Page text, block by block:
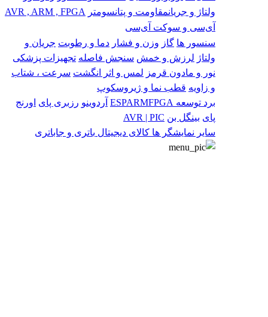
ولتاژ و جریانمقاومت و پتانسومتر
AVR , ARM , FPGA
آی‌سی و سوکت آی‌سی
سنسور ها گاز وزن و فشار دما و رطوبت جریان و
ولتاژ لرزش و خمش سنجش فاصله تجهیزات پزشکی
نور و مادون قرمز لمس و اثر انگشت سرعت ، شتاب
و زاویه قطب نما و ژیروسکوپ
برد توسعه
ESPARMFPGA آردوینو رزبری پای اورنج
پای بینگل بن AVR | PIC
سایر نمایشگر ها کالای دیجیتال باتری و جاباتری